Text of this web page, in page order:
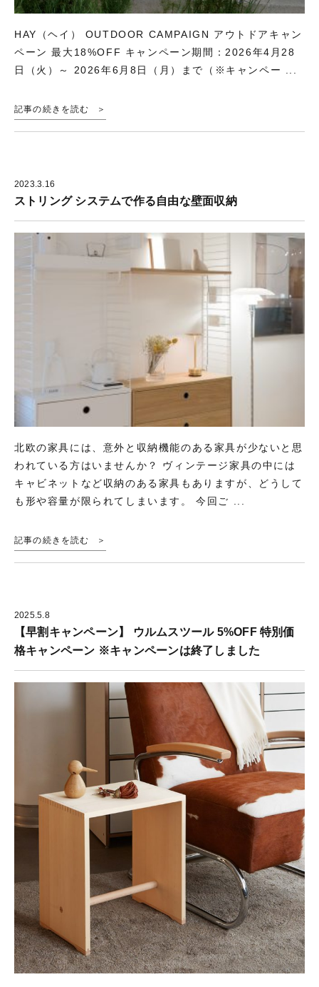
HAY（ヘイ） OUTDOOR CAMPAIGN アウトドアキャン
ペーン 最大18%OFF キャンペーン期間：2026年4月28
日（火）～ 2026年6月8日（月）まで（※キャンペー ...
記事の続きを読む
2023.3.16
ストリング システムで作る自由な壁面収納
北欧の家具には、意外と収納機能のある家具が少ないと思
われている方はいませんか？ ヴィンテージ家具の中には
キャビネットなど収納のある家具もありますが、どうして
も形や容量が限られてしまいます。 今回ご ...
記事の続きを読む
2025.5.8
【早割キャンペーン】 ウルムスツール 5%OFF 特別価
格キャンペーン ※キャンペーンは終了しました